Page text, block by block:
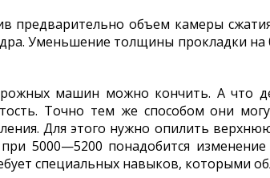
предварительно объем камеры
Уменьшение толщины прокладки
машин можно кончить. А что
Точно тем же способом они
Для этого нужно опилить
5000—5200 понадобится изменение
специальных навыков, которыми